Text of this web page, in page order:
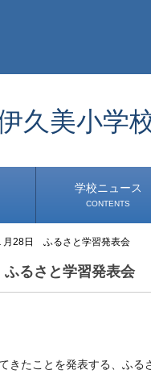
久美小学
学校ニュース
CONTENTS
学校から
安心・安全
1年生
2年生
3年生
4年生
5年生
6年生
事務・保健室から
児童会・部活から
研修
小中連携事業
その他
月28日 ふるさと学習発表会
るさと学習発表会
きたことを発表する、ふる